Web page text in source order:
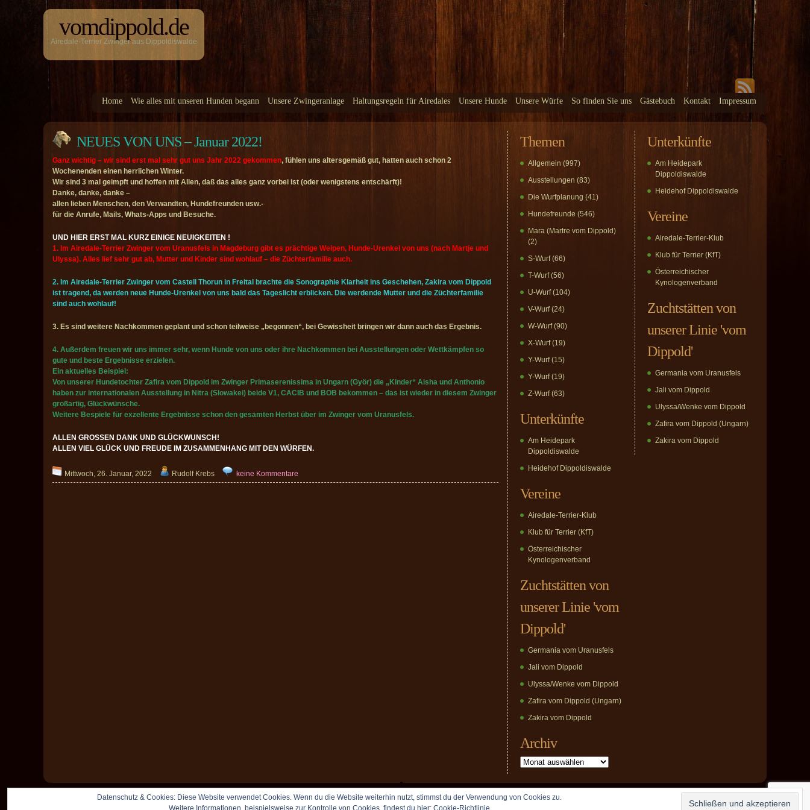
vomdippold.de
Airedale-Terrier Zwinger aus Dippoldiswalde
Home Wie alles mit unseren Hunden begann Unsere Zwingeranlage Haltungsregeln für Airedales Unsere Hunde Unsere Würfe So finden Sie uns Gästebuch Kontakt Impressum
NEUES VON UNS – Januar 2022!
Ganz wichtig – wir sind erst mal sehr gut uns Jahr 2022 gekommen, fühlen uns altersgemäß gut, hatten auch schon 2
Wochenenden einen herrlichen Winter.
Wir sind 3 mal geimpft und hoffen mit Allen, daß das alles ganz vorbei ist (oder wenigstens entschärft)!
Danke, danke, danke –
allen lieben Menschen, den Verwandten, Hundefreunden usw.-
für die Anrufe, Mails, Whats-Apps und Besuche.
UND HIER ERST MAL KURZ EINIGE NEUIGKEITEN !
1. Im Airedale-Terrier Zwinger vom Uranusfels in Magdeburg gibt es prächtige Welpen, Hunde-Urenkel von uns (nach Martje und
Ulyssa). Alles lief sehr gut ab, Mutter und Kinder sind wohlauf – die Züchterfamilie auch.
2. Im Airedale-Terrier Zwinger vom Castell Thorun in Freital brachte die Sonographie Klarheit ins Geschehen, Zakira vom Dippold
ist tragend, da werden neue Hunde-Urenkel von uns bald das Tageslicht erblicken. Die werdende Mutter und die Züchterfamilie
sind auch wohlauf!
3. Es sind weitere Nachkommen geplant und schon teilweise „begonnen“, bei Gewissheit bringen wir dann auch das Ergebnis.
4. Außerdem freuen wir uns immer sehr, wenn Hunde von uns oder ihre Nachkommen bei Ausstellungen oder Wettkämpfen so
gute und beste Ergebnisse erzielen.
Ein aktuelles Beispiel:
Von unserer Hundetochter Zafira vom Dippold im Zwinger Primaserenissima in Ungarn (Györ) die „Kinder“ Aisha und Anthonio
haben zur internationalen Ausstellung in Nitra (Slowakei) beide V1, CACIB und BOB bekommen – das ist wieder in diesem Zwinger
großartig, Glückwünsche.
Weitere Bespiele für exzellente Ergebnisse schon den gesamten Herbst über im Zwinger vom Uranusfels.
ALLEN GROSSEN DANK UND GLÜCKWUNSCH!
ALLEN VIEL GLÜCK UND FREUDE IM ZUSAMMENHANG MIT DEN WÜRFEN.
Mittwoch, 26. Januar, 2022 Rudolf Krebs keine Kommentare
Themen
Allgemein (997)
Ausstellungen (83)
Die Wurfplanung (41)
Hundefreunde (546)
Mara (Martre vom Dippold)
(2)
S-Wurf(66)
T-Wurf(56)
U-Wurf(104)
V-Wurf(24)
W-Wurf(90)
X-Wurf(19)
Y-Wurf(15)
Y-Wurf(19)
Z-Wurf(63)
Unterkünfte
Am Heidepark
Dippoldiswalde
Heidehof Dippoldiswalde
Vereine
Airedale-Terrier-Klub
Klub für Terrier (KfT)
Österreichischer
Kynologenverband
Zuchtstätten von
unserer Linie 'vom
Dippold'
Germania vom Uranusfels
Jali vom Dippold
Ulyssa/Wenke vom Dippold
Zafira vom Dippold (Ungarn)
Zakira vom Dippold
Archiv
Archiv
Unterkünfte
Am Heidepark
Dippoldiswalde
Heidehof Dippoldiswalde
Vereine
Airedale-Terrier-Klub
Klub für Terrier (KfT)
Österreichischer
Kynologenverband
Zuchtstätten von
unserer Linie 'vom
Dippold'
Germania vom Uranusfels
Jali vom Dippold
Ulyssa/Wenke vom Dippold
Zafira vom Dippold (Ungarn)
Zakira vom Dippold
Copyright © 2009 vomDippold.de. All rights reserved.
Datenschutz & Cookies: Diese Website verwendet Cookies. Wenn du die Website weiterhin nutzt, stimmst du der Verwendung von Cookies zu.
Weitere Informationen, beispielsweise zur Kontrolle von Cookies, findest du hier:Cookie-Richtlinie